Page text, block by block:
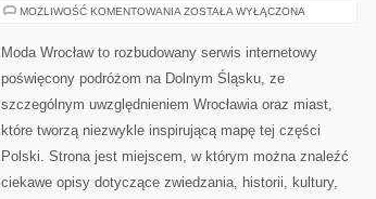
MOŻLIWOŚĆ KOMENTOWANIA ZGORZELEC
ZOSTAŁA WYŁĄCZONA
Moda Wrocław to rozbudowany serwis internetowy
poświęcony podróżom na Dolnym Śląsku, ze
szczególnym uwzględnieniem Wrocławia oraz miast,
które tworzą niezwykle inspirującą mapę tej części
Polski. Strona jest miejscem, w którym można znaleźć
ciekawe opisy dotyczące zwiedzania, historii, kultury,